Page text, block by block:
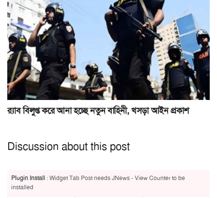
র‍্যাব বিলুপ্ত করে আনা হচ্ছে নতুন বাহিনী, খসড়া আইন প্রকাশ
Discussion about this post
Plugin Install : Widget Tab Post needs JNews - View Counter to be
installed